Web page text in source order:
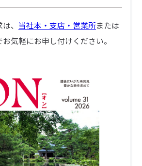
ィ
くあるご質問はこちら
、 当社本・支店・営業所または
気軽にお申し付けください。